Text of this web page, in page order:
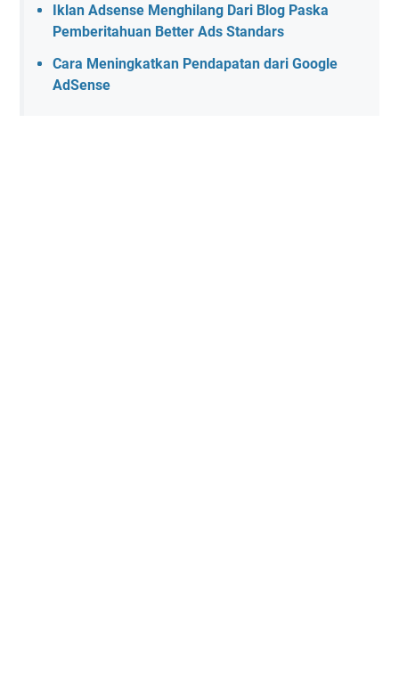
Iklan Adsense Menghilang Dari Blog Paska
Pemberitahuan Better Ads Standars
Cara Meningkatkan Pendapatan dari Google
AdSense